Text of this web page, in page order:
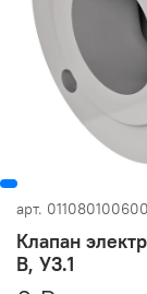
арт.
Клапан
В, У3.1